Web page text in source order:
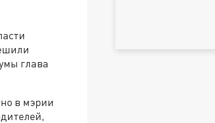
глава
в мэрии